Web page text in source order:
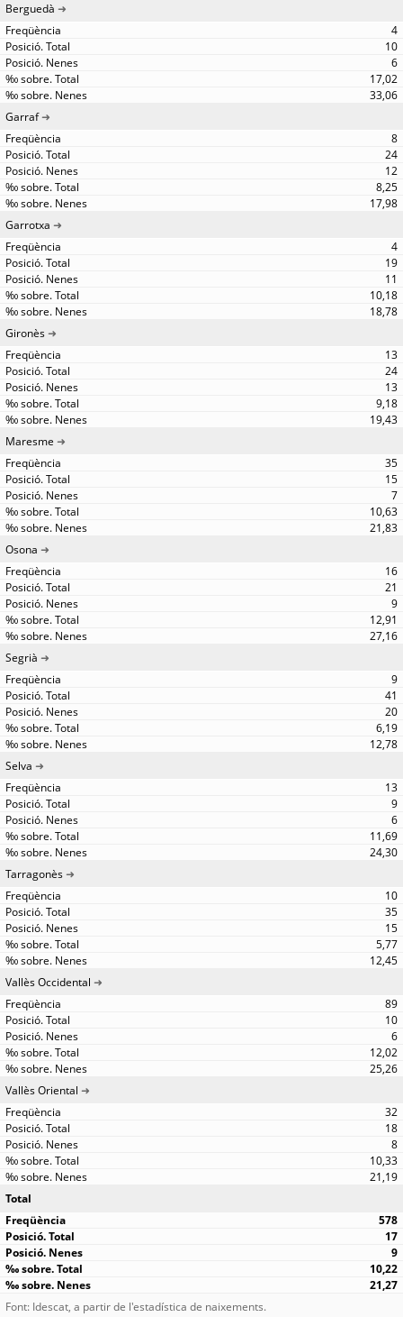
Berguedà
4
10
6
17,02
33,06
Garraf
8
24
12
8,25
17,98
Garrotxa
4
19
11
10,18
18,78
Gironès
13
24
13
9,18
19,43
Maresme
35
15
7
10,63
21,83
Osona
16
21
9
12,91
27,16
Segrià
9
41
20
6,19
12,78
Selva
13
9
6
11,69
24,30
Tarragonès
10
35
15
5,77
12,45
Vallès Occidental
89
10
6
12,02
25,26
Vallès Oriental
32
18
8
10,33
21,19
Total
578
17
9
10,22
21,27
Font: Idescat, a partir de l'estadística de naixements.